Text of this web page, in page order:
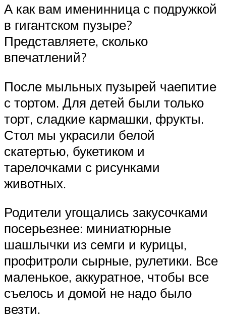
А как вам именинница с подружкой
в гигантском пузыре?
Представляете, сколько
впечатлений?
После мыльных пузырей чаепитие
с тортом. Для детей были только
торт, сладкие кармашки, фрукты.
Стол мы украсили белой
скатертью, букетиком и
тарелочками с рисунками
животных.
Родители угощались закусочками
посерьезнее: миниатюрные
шашлычки из семги и курицы,
профитроли сырные, рулетики. Все
маленькое, аккуратное, чтобы все
съелось и домой не надо было
везти.